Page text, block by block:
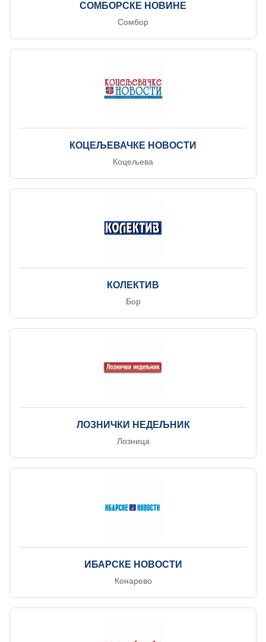
СОМБОРСКЕ НОВИНЕ
Сомбор
КОЦЕЉЕВАЧКЕ НОВОСТИ
Коцељева
КОЛЕКТИВ
Бор
ЛОЗНИЧКИ НЕДЕЉНИК
Лозница
ИБАРСКЕ НОВОСТИ
Конарево